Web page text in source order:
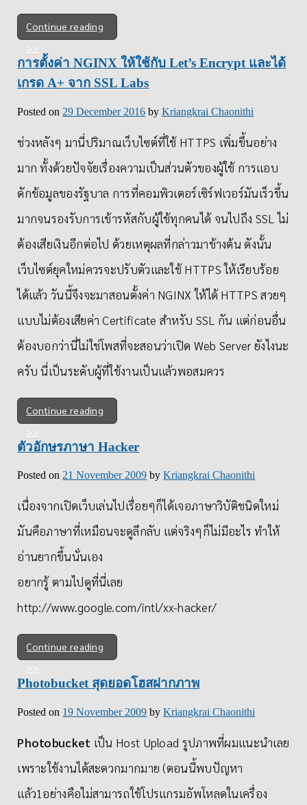
Continue reading
การตั้งค่า NGINX ให้ใช้กับ Let’s Encrypt และได้
เกรด A+ จาก SSL Labs
Posted on 29 December 2016 byKriangkrai Chaonithi
ช่วงหลังๆ มานี่ปริมาณเว็บไซต์ที่ใช้ HTTPS เพิ่มขึ้นอย่าง
มาก ทั้งด้วยปัจจัยเรื่องความเป็นส่วนตัวของผู้ใช้ การแอบ
ดักข้อมูลของรัฐบาล การที่คอมพิวเตอร์เซิร์ฟเวอร์มันเร็วขึ้น
มากจนรองรับการเข้ารหัสกับผู้ใช้ทุกคนได้ จนไปถึง SSL ไม่
ต้องเสียเงินอีกต่อไป ด้วยเหตุผลที่กล่าวมาข้างต้น ดังนั้น
เว็บไซต์ยุคใหม่ควรจะปรับตัวและใช้ HTTPS ให้เรียบร้อย
ได้แล้ว วันนี้จึงจะมาสอนตั้งค่า NGINX ให้ได้ HTTPS สวยๆ
แบบไม่ต้องเสียค่า Certificate สำหรับ SSL กัน แต่ก่อนอื่น
ต้องบอกว่านี่ไม่ใช่โพสที่จะสอนว่าเปิด Web Server ยังไงนะ
ครับ นี่เป็นระดับผู้ที่ใช้งานเป็นแล้วพอสมควร
Continue reading
ตัวอักษรภาษา Hacker
Posted on 21 November 2009 byKriangkrai Chaonithi
เนื่องจากเปิดเว็บเล่นไปเรื่อยๆก็ได้เจอภาษาวิบัติชนิดใหม่
มันคือภาษาที่เหมือนจะดูลึกลับ แต่จริงๆก็ไม่มีอะไร ทำให้
อ่านยากขึ้นนั่นเอง
อยากรู้ ตามไปดูที่นี่เลย
http://www.google.com/intl/xx-hacker/
Continue reading
Photobucket สุดยอดโฮสฝากภาพ
Posted on 19 November 2009 byKriangkrai Chaonithi
Photobucket เป็น Host Upload รูปภาพที่ผมแนะนำเลย
เพราะใช้งานได้สะดวกมากมาย (ตอนนี้พบปัญหา
แล้ว1อย่างคือไม่สามารถใช้โปรแกรมอัพโหลดในเครื่อง